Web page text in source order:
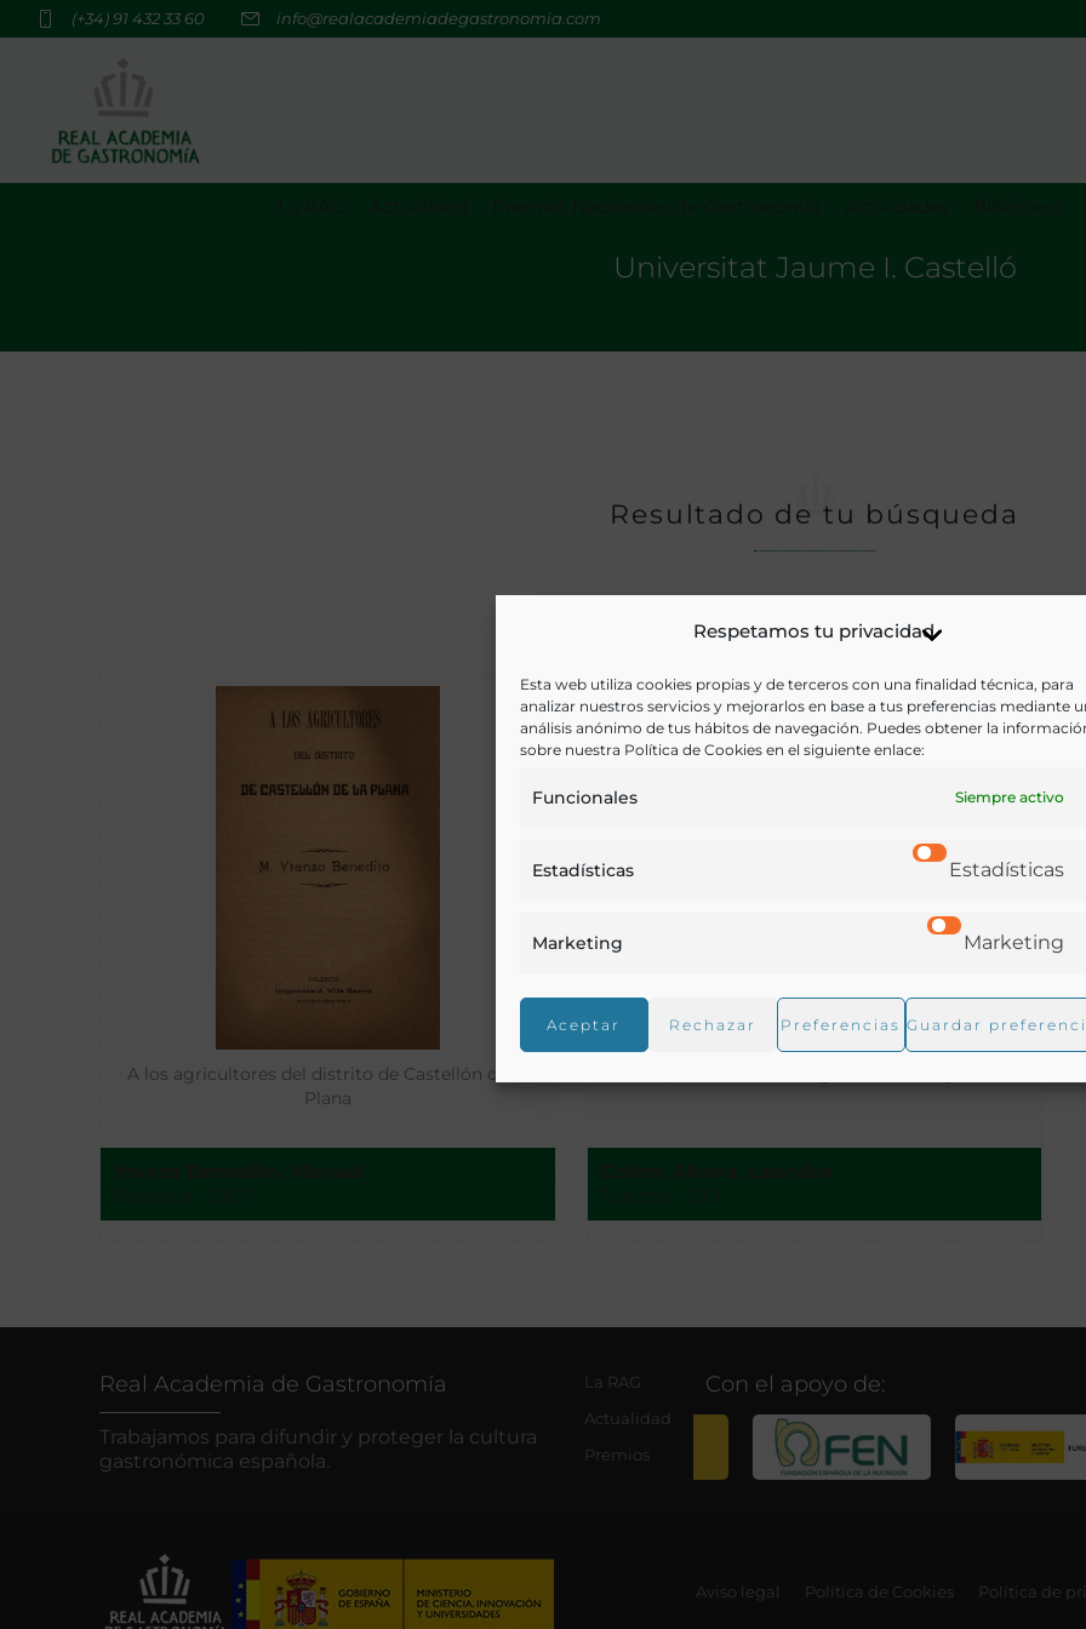
Respetamos tu privacidad
Esta web utiliza cookies propias y de terceros con una finalidad técnica, para
analizar nuestros servicios y mejorarlos en base a tus preferencias mediante
análisis anónimo de tus hábitos de navegación. Puedes obtener la
sobre nuestra Política de Cookies en el siguiente enlace:
Funcionales Siempre activo
Estadísticas Estadísticas
Marketing Marketing
Aceptar Rechazar Preferencias Guardar
(+34) 91 432 33 60 info@realacademiadegastronomia.com
Universitat Jaume I. Castelló
Resultado de tu búsqueda
A los agricultores del distrito de Castellón de la
Plana
Real Academia de Gastronomía
Trabajamos para difundir y proteger la cultura
gastronómica española.
La RAG
Actualidad
Premios
Con el apoyo de:
Aviso legal Política de Cookies Política de